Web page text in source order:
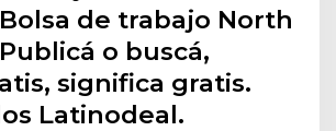
de trabajo North
o buscá,
significa gratis.
Latinodeal.